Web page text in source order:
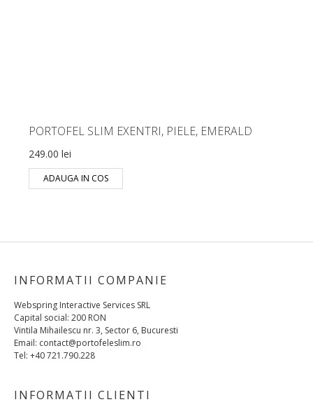
PORTOFEL SLIM EXENTRI, PIELE, EMERALD
249.00 lei
ADAUGA IN COS
INFORMATII COMPANIE
Webspring Interactive Services SRL
Capital social: 200 RON
Vintila Mihailescu nr. 3, Sector 6, Bucuresti
Email: contact@portofeleslim.ro
Tel: +40 721.790.228
INFORMATII CLIENTI